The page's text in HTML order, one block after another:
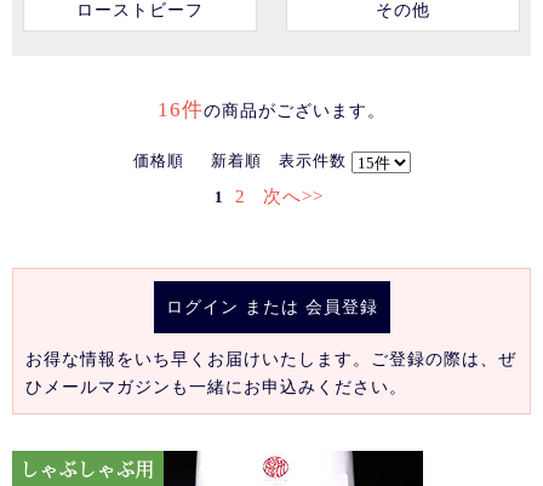
ローストビーフ その他
16件の商品がございます。
価格順 新着順 表示件数
1 2 次へ>>
ログイン または 会員登録
お得な情報をいち早くお届けいたします。ご登録の際は、ぜ
ひメールマガジンも一緒にお申込みください。